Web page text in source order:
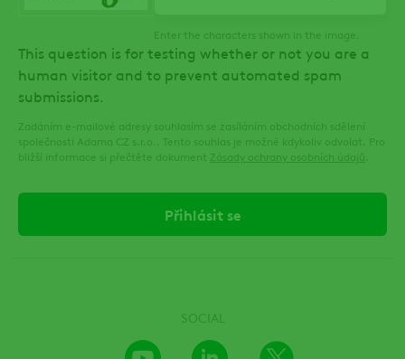
Enter the characters shown in the image.
This question is for testing whether or not you are a
human visitor and to prevent automated spam
submissions.
Zadáním e-mailové adresy souhlasím se zasíláním obchodních sdělení
společnosti Adama CZ s.r.o.. Tento souhlas je možné kdykoliv odvolat. Pro
bližší informace si přečtěte dokument Zásady ochrany osobních údajů
SOCIAL
Youtube
LinkedIn